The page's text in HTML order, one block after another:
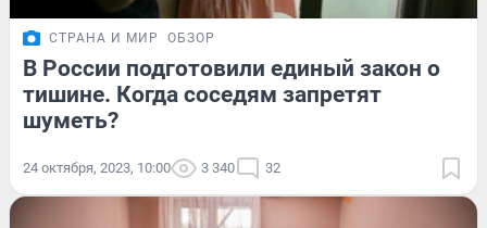
СТРАНА И МИР ОБЗОР
В России подготовили единый закон о
тишине. Когда соседям запретят
шуметь?
24 октября, 2023, 10:00 3 340 32